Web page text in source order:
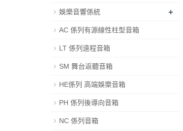
娛樂音響係統 +
AC 係列有源線性柱型音箱
LT 係列遠程音箱
SM 舞台返聽音箱
HE係列 高端娛樂音箱
PH 係列後導向音箱
NC 係列音箱